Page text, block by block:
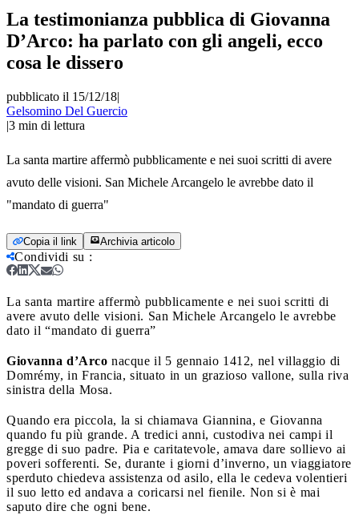
La testimonianza pubblica di Giovanna
D’Arco: ha parlato con gli angeli, ecco
cosa le dissero
pubblicato il 15/12/18|
Gelsomino Del Guercio
|3 min di lettura
La santa martire affermò pubblicamente e nei suoi scritti di avere
avuto delle visioni. San Michele Arcangelo le avrebbe dato il
"mandato di guerra"
Copia il link Archivia articolo
Condividi su :
La santa martire affermò pubblicamente e nei suoi scritti di
avere avuto delle visioni. San Michele Arcangelo le avrebbe
dato il “mandato di guerra”
Giovanna d’Arco nacque il 5 gennaio 1412, nel villaggio di
Domrémy, in Francia, situato in un grazioso vallone, sulla riva
sinistra della Mosa.
Quando era piccola, la si chiamava Giannina, e Giovanna
quando fu più grande. A tredici anni, custodiva nei campi il
gregge di suo padre. Pia e caritatevole, amava dare sollievo ai
poveri sofferenti. Se, durante i giorni d’inverno, un viaggiatore
sperduto chiedeva assistenza od asilo, ella le cedeva volentieri
il suo letto ed andava a coricarsi nel fienile. Non si è mai
saputo dire che ogni bene.